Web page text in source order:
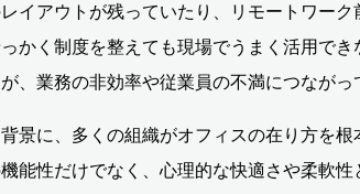
イアウトが残っていたり、リモートワー
かく制度を整えても現場でうまく活用で
、業務の非効率や従業員の不満につながっ
景に、多くの組織がオフィスの在り方を
能性だけでなく、心理的な快適さや柔軟